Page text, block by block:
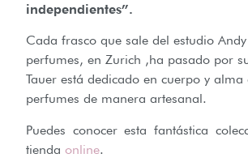
independientes”.
Cada frasco que sale del estudio Andy
perfumes, en Zurich ,ha pasado por
Tauer está dedicado en cuerpo y
perfumes de manera artesanal.
Puedes conocer esta fantástica
tienda online.